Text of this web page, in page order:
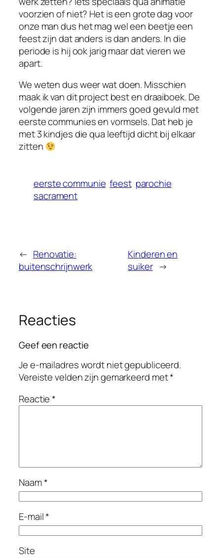
voorzien of niet? Het is een grote dag voor
onze man dus het mag wel een beetje een
feest zijn dat anders is dan anders. In die
periode is hij ook jarig maar dat vieren we
apart.
We weten dus weer wat doen. Misschien
maak ik van dit project best en draaiboek. De
volgende jaren zijn immers goed gevuld met
eerste communies en vormsels. Dat heb je
met 3 kindjes die qua leeftijd dicht bij elkaar
zitten
eerste communie feest parochie
sacrament
← Renovatie:
buitenschrijnwerk
Kinderen en
suiker →
Reacties
Geef een reactie
Je e-mailadres wordt niet gepubliceerd.
Vereiste velden zijn gemarkeerd met*
Reactie*
Naam*
E-mail*
Site